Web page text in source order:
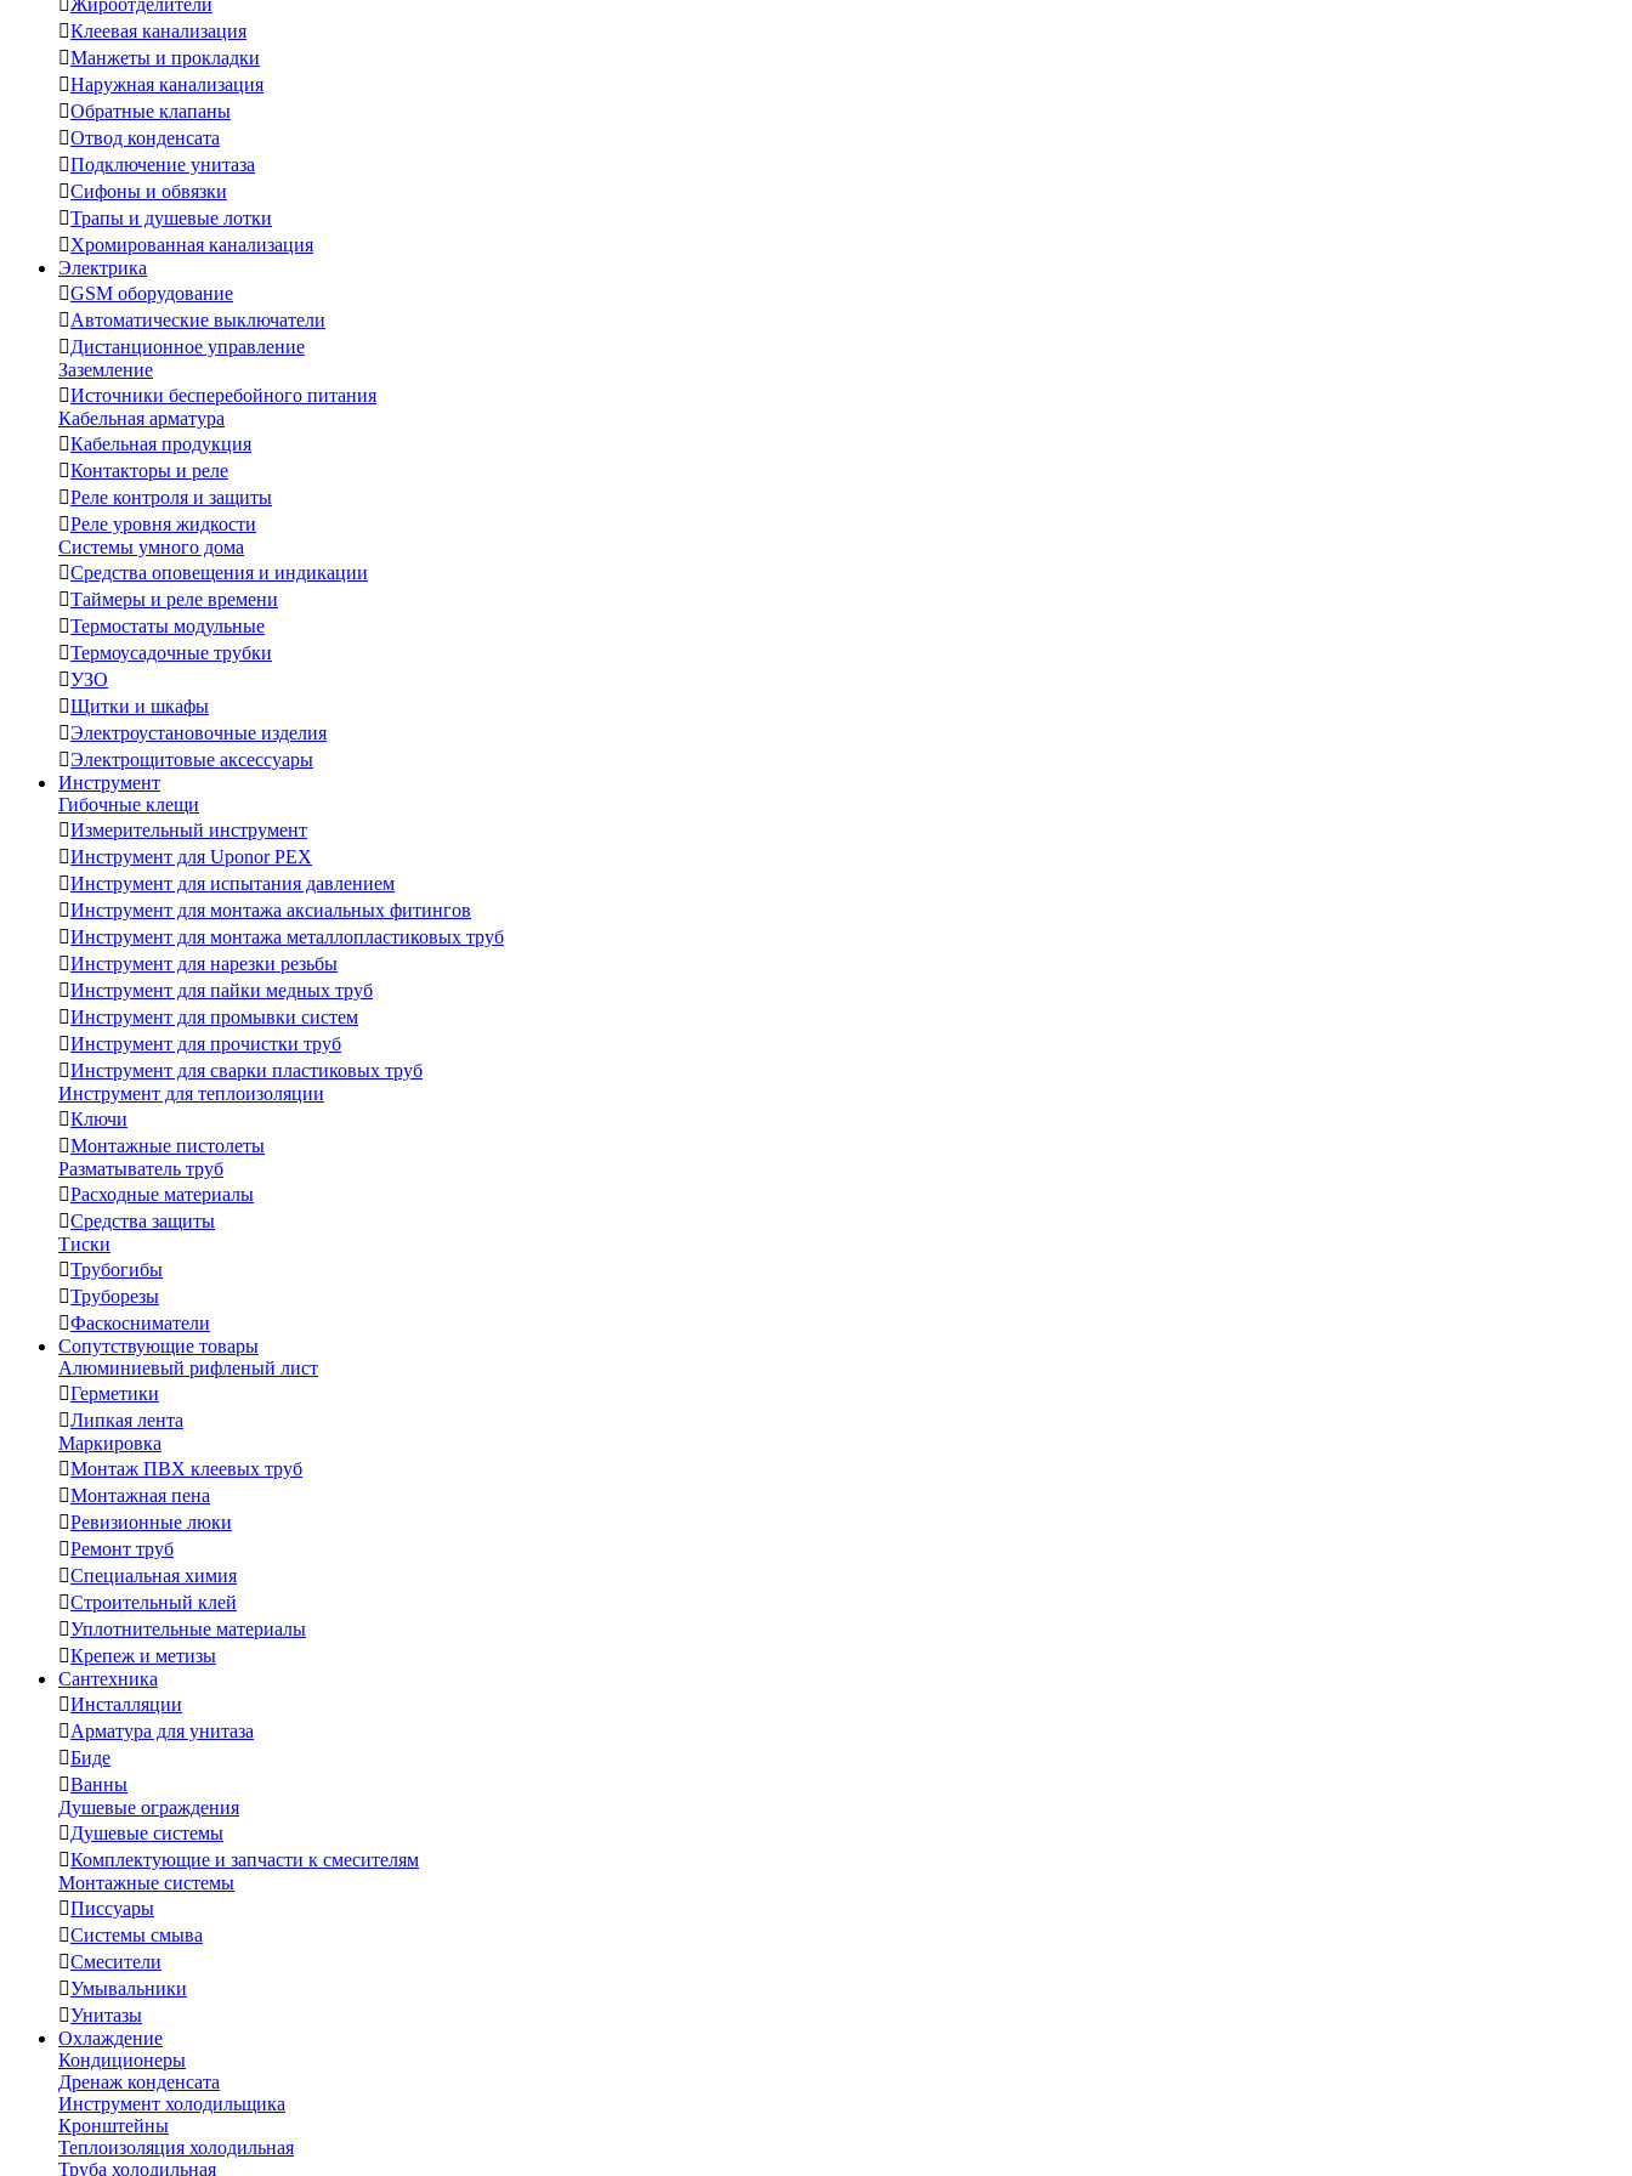
Жироотделители
Клеевая канализация
Манжеты и прокладки
Наружная канализация
Обратные клапаны
Отвод конденсата
Подключение унитаза
Сифоны и обвязки
Трапы и душевые лотки
Хромированная канализация
Электрика
GSM оборудование
Автоматические выключатели
Дистанционное управление
Заземление
Источники бесперебойного питания
Кабельная арматура
Кабельная продукция
Контакторы и реле
Реле контроля и защиты
Реле уровня жидкости
Системы умного дома
Средства оповещения и индикации
Таймеры и реле времени
Термостаты модульные
Термоусадочные трубки
УЗО
Щитки и шкафы
Электроустановочные изделия
Электрощитовые аксессуары
Инструмент
Гибочные клещи
Измерительный инструмент
Инструмент для Uponor PEX
Инструмент для испытания давлением
Инструмент для монтажа аксиальных фитингов
Инструмент для монтажа металлопластиковых труб
Инструмент для нарезки резьбы
Инструмент для пайки медных труб
Инструмент для промывки систем
Инструмент для прочистки труб
Инструмент для сварки пластиковых труб
Инструмент для теплоизоляции
Ключи
Монтажные пистолеты
Разматыватель труб
Расходные материалы
Средства защиты
Тиски
Трубогибы
Труборезы
Фаскосниматели
Сопутствующие товары
Алюминиевый рифленый лист
Герметики
Липкая лента
Маркировка
Монтаж ПВХ клеевых труб
Монтажная пена
Ревизионные люки
Ремонт труб
Специальная химия
Строительный клей
Уплотнительные материалы
Крепеж и метизы
Сантехника
Инсталляции
Арматура для унитаза
Биде
Ванны
Душевые ограждения
Душевые системы
Комплектующие и запчасти к смесителям
Монтажные системы
Писсуары
Системы смыва
Смесители
Умывальники
Унитазы
Охлаждение
Кондиционеры
Дренаж конденсата
Инструмент холодильщика
Кронштейны
Теплоизоляция холодильная
Труба холодильная